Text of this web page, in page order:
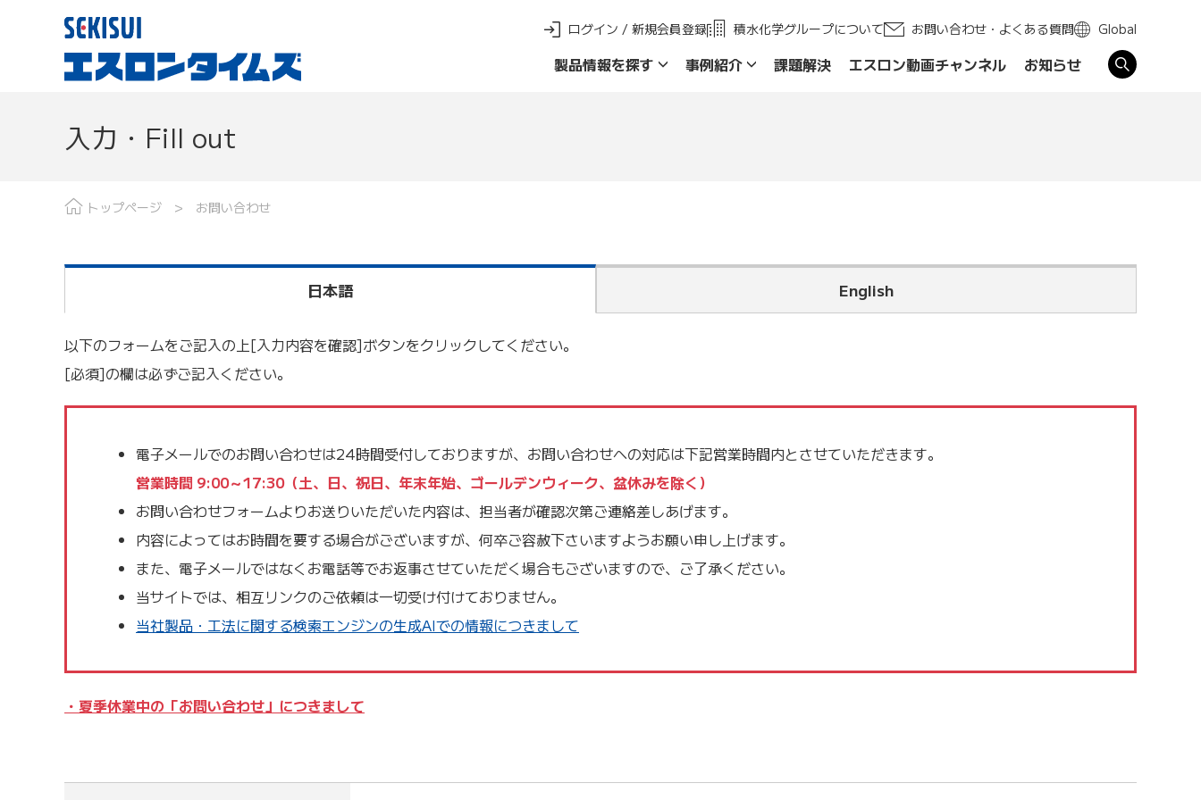
製品情報を探す 事例紹介 課題解決 エスロン動画チャンネル お知らせ
ログイン / 新規会員登録 積水化学グループについて お問い合わせ・よくある質問 Global
入力・Fill out
トップページ お問い合わせ
日本語 English
以下のフォームをご記入の上[入力内容を確認]ボタンをクリックしてください。
[必須]の欄は必ずご記入ください。
電子メールでのお問い合わせは24時間受付しておりますが、お問い合わせへの対応は下記営業時間内とさせていただきます。
営業時間 9:00～17:30（土、日、祝日、年末年始、ゴールデンウィーク、盆休みを除く）
お問い合わせフォームよりお送りいただいた内容は、担当者が確認次第ご連絡差しあげます。
内容によってはお時間を要する場合がございますが、何卒ご容赦下さいますようお願い申し上げます。
また、電子メールではなくお電話等でお返事させていただく場合もございますので、ご了承ください。
当サイトでは、相互リンクのご依頼は一切受け付けておりません。
当社製品・工法に関する検索エンジンの生成AIでの情報につきまして
・夏季休業中の「お問い合わせ」につきまして